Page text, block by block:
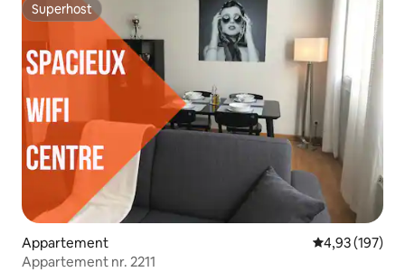
Superhost
Superhost
Appartement Gemiddelde
4,93 (197)
Appartement nr. 2211